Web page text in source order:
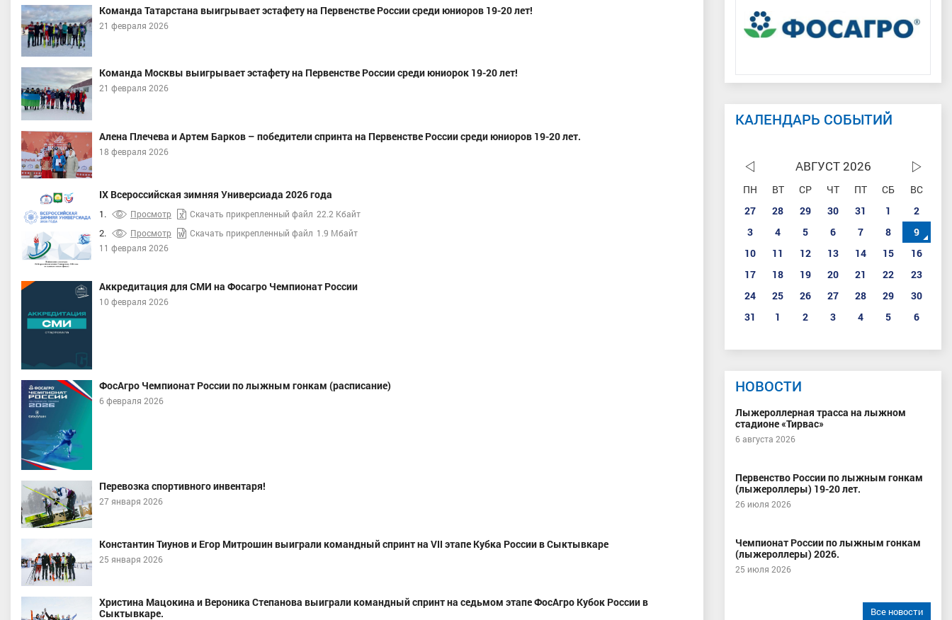
Команда Татарстана выигрывает эстафету на Первенстве России среди юниоров 19-20 лет!
21 февраля 2026
Команда Москвы выигрывает эстафету на Первенстве России среди юниорок 19-20 лет!
21 февраля 2026
Алена Плечева и Артем Барков – победители спринта на Первенстве России среди юниоров 19-20 лет.
18 февраля 2026
IX Всероссийская зимняя Универсиада 2026 года
1. Просмотр Скачать прикрепленный файл 22.2 Кбайт
2. Просмотр Скачать прикрепленный файл 1.9 Мбайт
11 февраля 2026
Аккредитация для СМИ на Фосагро Чемпионат России
10 февраля 2026
ФосАгро Чемпионат России по лыжным гонкам (расписание)
6 февраля 2026
Перевозка спортивного инвентаря!
27 января 2026
Константин Тиунов и Егор Митрошин выиграли командный спринт на VII этапе Кубка России в Сыктывкаре
25 января 2026
Христина Мацокина и Вероника Степанова выиграли командный спринт на седьмом этапе ФосАгро Кубок России в
Сыктывкаре.
КАЛЕНДАРЬ СОБЫТИЙ
АВГУСТ 2026
ПН ВТ СР ЧТ ПТ СБ
ВС
27
28 29 30 31 1
2
3
4 5 6 7 8
9
10
11 12 13 14 15
16
17
18 19 20 21 22
23
24
25 26 27 28 29
30
31
1 2 3 4 5 6
НОВОСТИ
Лыжероллерная трасса на лыжном
стадионе «Тирвас»
6 августа 2026
Первенство России по лыжным гонкам
(лыжероллеры) 19-20 лет.
26 июля 2026
Чемпионат России по лыжным гонкам
(лыжероллеры) 2026.
25 июля 2026
Все новости